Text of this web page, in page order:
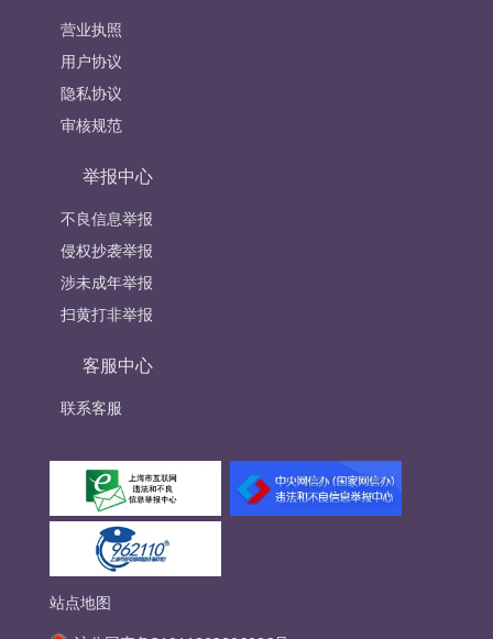
营业执照
用户协议
隐私协议
审核规范
举报中心
不良信息举报
侵权抄袭举报
涉未成年举报
扫黄打非举报
客服中心
联系客服
站点地图